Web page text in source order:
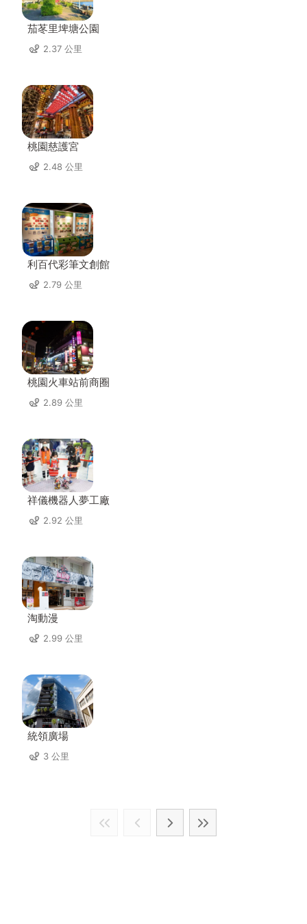
茄苳里埤塘公園
2.37 公里
桃園慈護宮
2.48 公里
利百代彩筆文創館
2.79 公里
桃園火車站前商圈
2.89 公里
祥儀機器人夢工廠
2.92 公里
淘動漫
2.99 公里
統領廣場
3 公里